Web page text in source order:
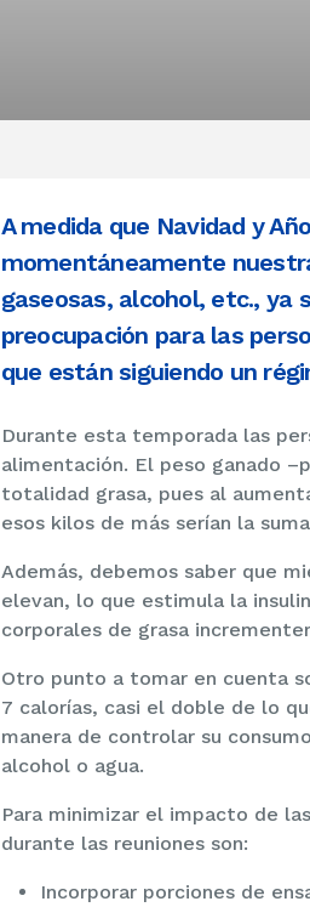
A medida que Navidad y
momentáneamente
gaseosas, alcohol, etc., ya
preocupación para las
que están siguiendo un
Durante esta temporada las
alimentación. El peso ganado
totalidad grasa, pues al
esos kilos de más serían la
Además, debemos saber que
elevan, lo que estimula la
corporales de grasa
Otro punto a tomar en cuenta
7 calorías, casi el doble de lo
manera de controlar su
alcohol o agua.
Para minimizar el impacto de
durante las reuniones son:
Incorporar porciones de